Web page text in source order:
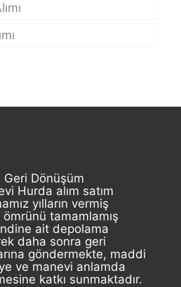
Geri Dönüşüm
Hurda alım satım
yılların vermiş
tamamlamış
ait depolama
daha sonra geri
göndermekte, maddi
ve manevi anlamda
katkı sunmaktadır.